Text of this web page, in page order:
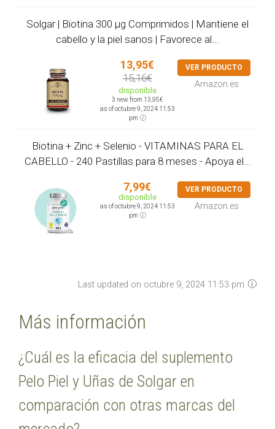
Solgar | Biotina 300 µg Comprimidos | Mantiene el
cabello y la piel sanos | Favorece al...
13,95€
15,16€
disponible
3 new from 13,95€
as of octubre 9, 2024 11:53
pm
VER PRODUCTO
Amazon.es
Biotina + Zinc + Selenio - VITAMINAS PARA EL
CABELLO - 240 Pastillas para 8 meses - Apoya el...
7,99€
disponible
as of octubre 9, 2024 11:53
pm
VER PRODUCTO
Amazon.es
Last updated on octubre 9, 2024 11:53 pm
Más información
¿Cuál es la eficacia del suplemento
Pelo Piel y Uñas de Solgar en
comparación con otras marcas del